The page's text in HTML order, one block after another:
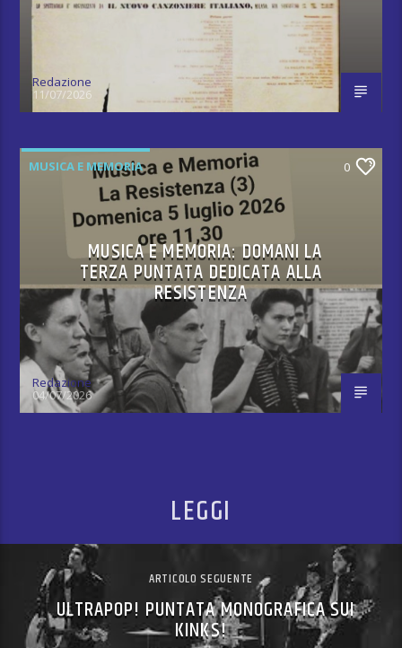
Redazione
11/07/2026
MUSICA E MEMORIA 0
MUSICA E MEMORIA: DOMANI LA
TERZA PUNTATA DEDICATA ALLA
RESISTENZA
Redazione
04/07/2026
LEGGI
ARTICOLO SEGUENTE
ULTRAPOP! PUNTATA MONOGRAFICA SUI
KINKS!